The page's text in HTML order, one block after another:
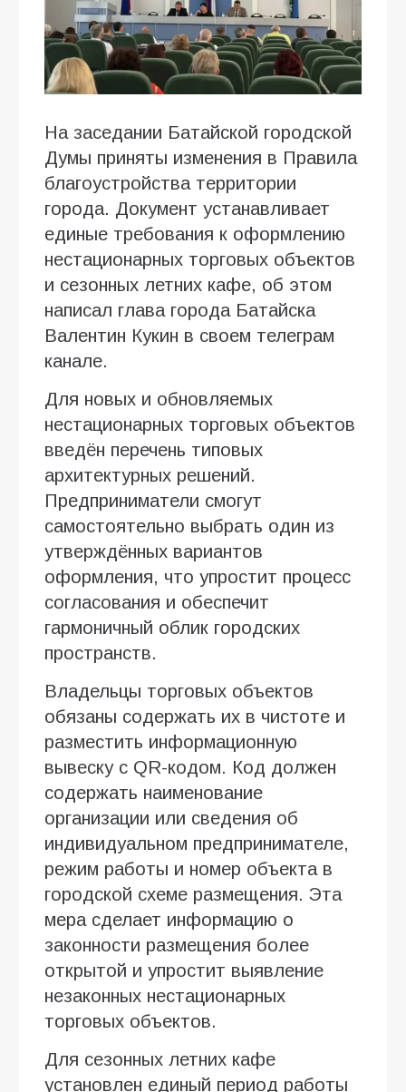
На заседании Батайской городской
Думы приняты изменения в Правила
благоустройства территории
города. Документ устанавливает
единые требования к оформлению
нестационарных торговых объектов
и сезонных летних кафе, об этом
написал глава города Батайска
Валентин Кукин в своем телеграм
канале.
Для новых и обновляемых
нестационарных торговых объектов
введён перечень типовых
архитектурных решений.
Предприниматели смогут
самостоятельно выбрать один из
утверждённых вариантов
оформления, что упростит процесс
согласования и обеспечит
гармоничный облик городских
пространств.
Владельцы торговых объектов
обязаны содержать их в чистоте и
разместить информационную
вывеску с QR-кодом. Код должен
содержать наименование
организации или сведения об
индивидуальном предпринимателе,
режим работы и номер объекта в
городской схеме размещения. Эта
мера сделает информацию о
законности размещения более
открытой и упростит выявление
незаконных нестационарных
торговых объектов.
Для сезонных летних кафе
установлен единый период работы